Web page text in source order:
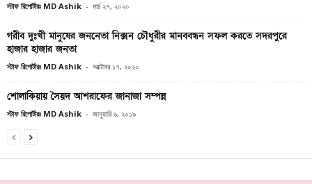
স্টাফ রিপোর্টারঃ MD Ashik - মার্চ ২৭, ২০২০
গরীব দুঃখী মানুষের জননেতা নিক্সন চৌধুরীর মানববন্ধন সফল করতে সদরপুরে
হাজার হাজার জনতা
স্টাফ রিপোর্টারঃ MD Ashik - অক্টোবর ১৭, ২০২০
শোলাকিয়ায় সৈয়দ আশরাফের জানাজা সম্পন্ন
স্টাফ রিপোর্টারঃ MD Ashik - জানুয়ারি ৬, ২০১৯